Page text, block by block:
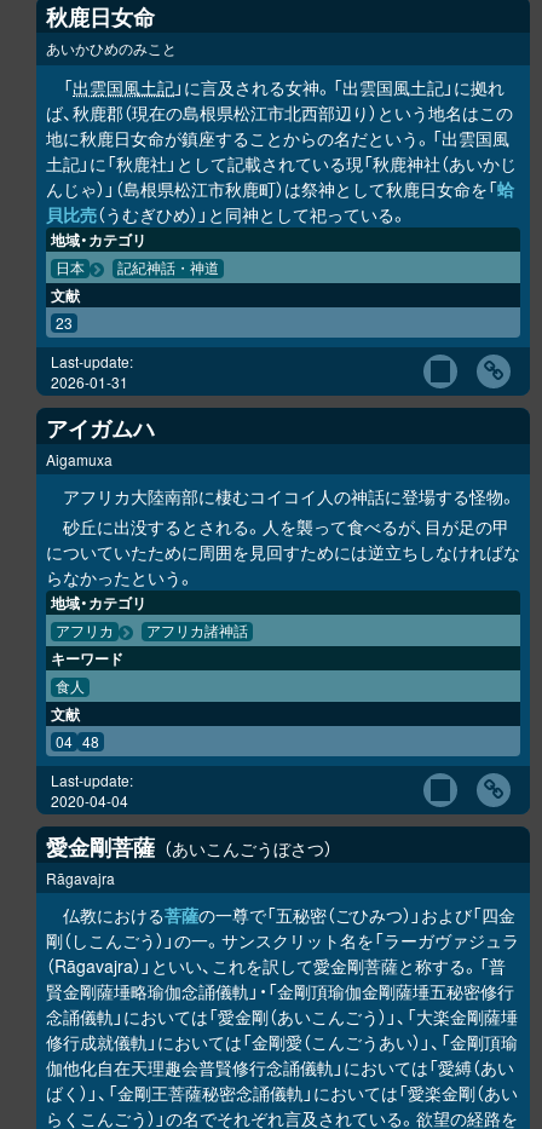
秋鹿日女命
あいかひめのみこと
「出雲国風土記」に言及される女神。「出雲国風土記」に拠れ
ば、秋鹿郡（現在の島根県松江市北西部辺り）という地名はこの
地に秋鹿日女命が鎮座することからの名だという。「出雲国風
土記」に「秋鹿社」として記載されている現「秋鹿神社（あいかじ
んじゃ）」（島根県松江市秋鹿町）は祭神として秋鹿日女命を「蛤
貝比売（うむぎひめ）」と同神として祀っている。
地域・カテゴリ
日本 記紀神話・神道
文献
23
Last-update:
2026-01-31
アイガムハ
Aigamuxa
アフリカ大陸南部に棲むコイコイ人の神話に登場する怪物。
砂丘に出没するとされる。人を襲って食べるが、目が足の甲
についていたために周囲を見回すためには逆立ちしなければな
らなかったという。
地域・カテゴリ
アフリカ アフリカ諸神話
キーワード
食人
文献
04 48
Last-update:
2020-04-04
愛金剛菩薩 あいこんごうぼさつ
Rāgavajra
仏教における菩薩の一尊で「五秘密（ごひみつ）」および「四金
剛（しこんごう）」の一。サンスクリット名を「ラーガヴァジュラ
（Rāgavajra）」といい、これを訳して愛金剛菩薩と称する。「普
賢金剛薩埵略瑜伽念誦儀軌」・「金剛頂瑜伽金剛薩埵五秘密修行
念誦儀軌」においては「愛金剛（あいこんごう）」、「大楽金剛薩埵
修行成就儀軌」においては「金剛愛（こんごうあい）」、「金剛頂瑜
伽他化自在天理趣会普賢修行念誦儀軌」においては「愛縛（あい
ばく）」、「金剛王菩薩秘密念誦儀軌」においては「愛楽金剛（あい
らくこんごう）」の名でそれぞれ言及されている。欲望の経路を